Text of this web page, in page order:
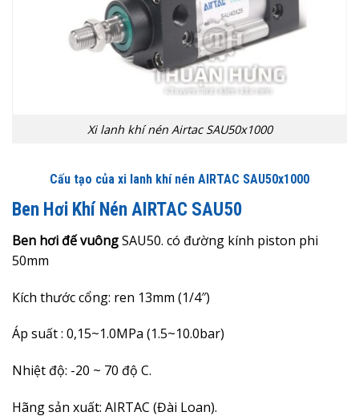
Xi lanh khí nén Airtac SAU50x1000
Cấu tạo của xi lanh khí nén AIRTAC SAU50x1000
Ben Hơi Khí Nén AIRTAC SAU50
Ben hơi đế vuôngSAU50. có đường kính piston phi
50mm
Kích thước cổng: ren 13mm (1/4″)
Áp suất : 0,15~1.0MPa (1.5~10.0bar)
Nhiệt độ: -20 ~ 70 độ C.
Hãng sản xuất: AIRTAC (Đài Loan).